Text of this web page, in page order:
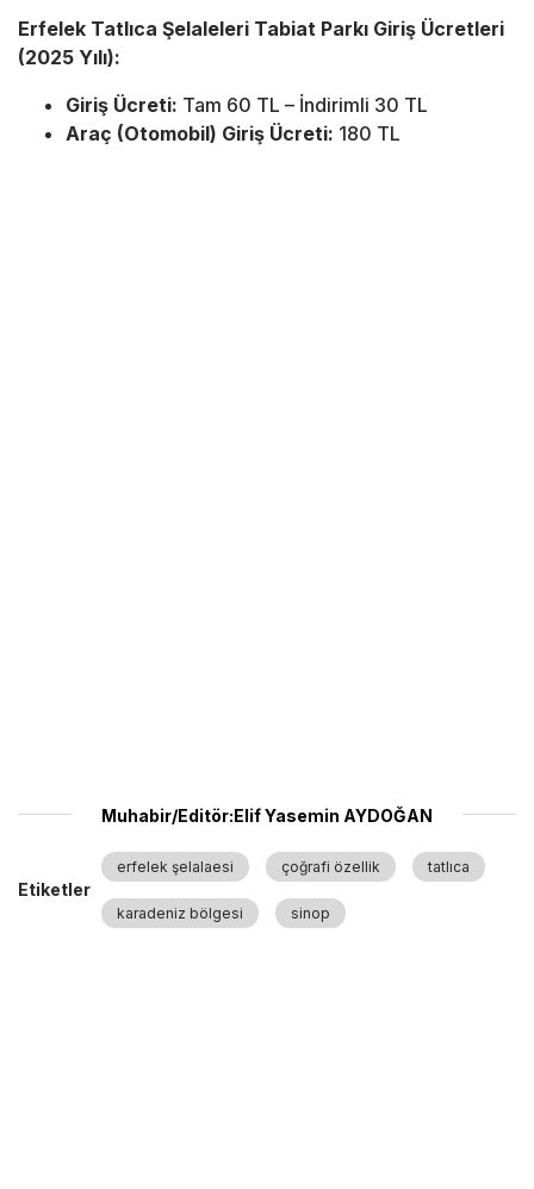
Erfelek Tatlıca Şelaleleri Tabiat Parkı Giriş Ücretleri
(2025 Yılı):
Giriş Ücreti: Tam 60 TL – İndirimli 30 TL
Araç (Otomobil) Giriş Ücreti: 180 TL
Muhabir/Editör:Elif Yasemin AYDOĞAN
Etiketler
erfelek şelalaesi çoğrafi özellik tatlıca
karadeniz bölgesi sinop